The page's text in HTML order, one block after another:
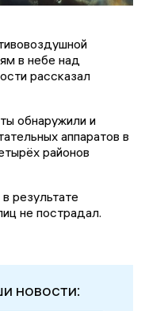
в небе над
рассказал
обнаружили и
аппаратов в
районов
результате
не пострадал.
новости: